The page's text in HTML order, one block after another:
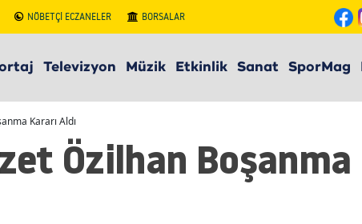
NÖBETÇİ ECZANELER BORSALAR
Televizyon Müzik Etkinlik Sanat SporMag
Kararı Aldı
Özilhan Boşanma